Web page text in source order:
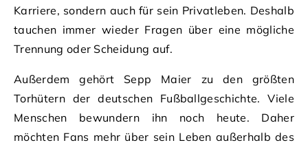
Karriere, sondern auch für sein Privatleben. Deshalb
tauchen immer wieder Fragen über eine mögliche
Trennung oder Scheidung auf.
Außerdem gehört Sepp Maier zu den größten
Torhütern der deutschen Fußballgeschichte. Viele
Menschen bewundern ihn noch heute. Daher
möchten Fans mehr über sein Leben außerhalb des